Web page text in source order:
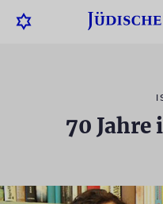
70 Jahre